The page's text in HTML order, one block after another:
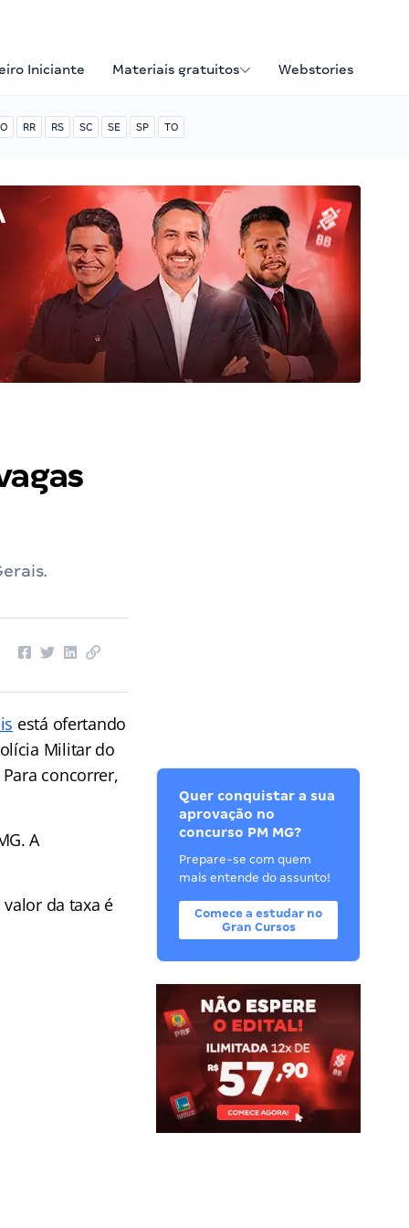
Iniciante Materiais gratuitos Webstories
RR RS SC SE SP TO
está ofertando
Militar do
concorrer,
A
da taxa é
Quer conquistar a sua
aprovação no
concurso PM MG?
Prepare-se com quem
mais entende do assunto!
Comece a estudar no
Gran Cursos